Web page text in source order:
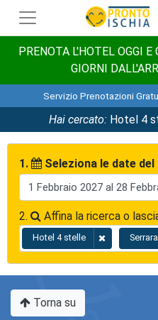
PRENOTA L'HOTEL OGGI
GIORNI
Servizio Prenotazioni
Hai cercato:Hotel 4
1. Seleziona le date
2. Affina la ricerca o
Hotel 4 stelle
Torna su